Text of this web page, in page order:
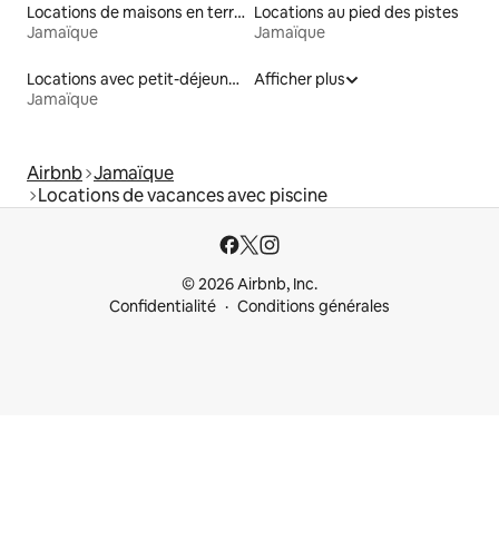
Locations de maisons en terre
Jamaïque
Locations au pied des pistes
Jamaïque
Locations avec petit-déjeuner
Jamaïque
Afficher plus
Airbnb Jamaïque
Locations de vacances avec piscine
© 2026 Airbnb, Inc.
Confidentialité
Conditions générales